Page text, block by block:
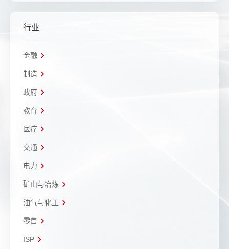
行业
金融
制造
政府
教育
医疗
交通
电力
矿山与冶炼
油气与化工
零售
ISP